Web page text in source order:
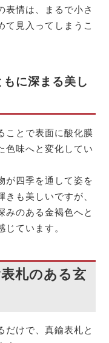
表情は、まるで小さ
て見入ってしまうこ
に深まる美し
ことで表面に酸化膜
色味へと変化してい
が四季を通して姿を
も美しいですが、
みのある金褐色へと
ています。
札のある玄
だけで、真鍮表札と